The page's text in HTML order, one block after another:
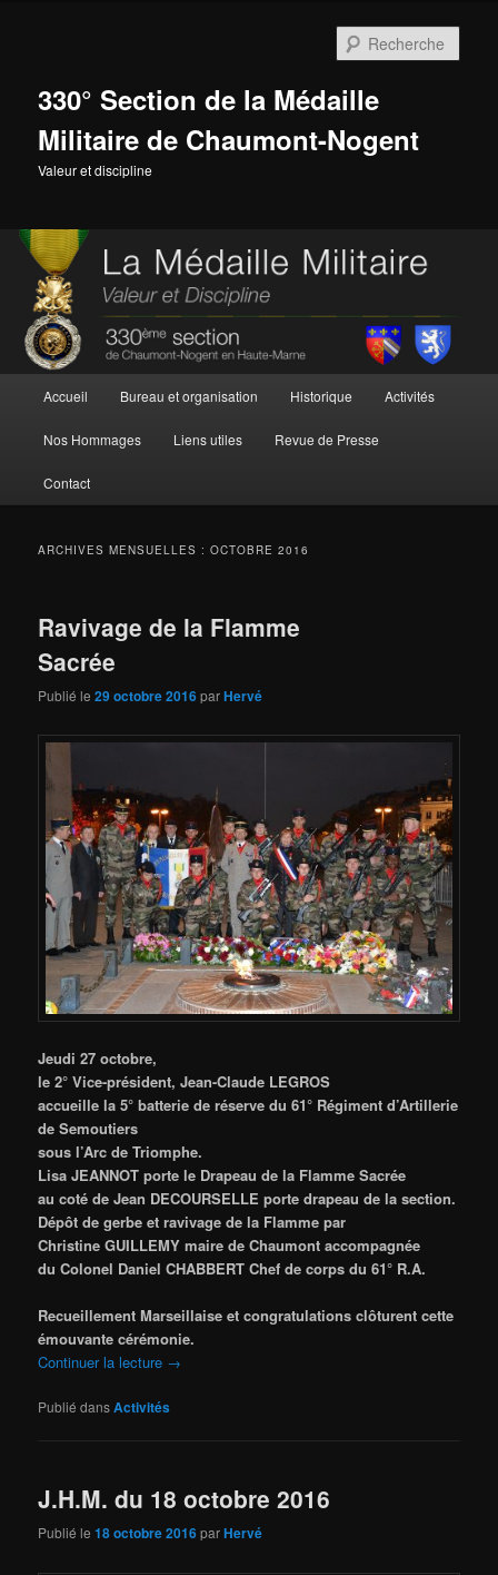
330° Section de la Médaille
Militaire de Chaumont-Nogent
Valeur et discipline
principal
Accueil Bureau et organisation Historique Activités
Nos Hommages Liens utiles Revue de Presse
Contact
ARCHIVES MENSUELLES :OCTOBRE 2016
Ravivage de la Flamme
Sacrée
Publié le29 octobre 2016parHervé
Jeudi 27 octobre,
le 2° Vice-président, Jean-Claude LEGROS
accueille la 5° batterie de réserve du 61° Régiment d’Artillerie
de Semoutiers
sous l’Arc de Triomphe.
Lisa JEANNOT porte le Drapeau de la Flamme Sacrée
au cotéde Jean DECOURSELLE porte drapeau de la section.
Dépôt de gerbe et ravivage de la Flamme par
Christine GUILLEMY maire de Chaumont accompagnée
du Colonel Daniel CHABBERT Chef de corps du 61° R.A.
Recueillement Marseillaise et congratulations clôturent cette
émouvante cérémonie.
Continuer la lecture →
Publié dansActivités
J.H.M. du 18 octobre 2016
Publié le18 octobre 2016parHervé